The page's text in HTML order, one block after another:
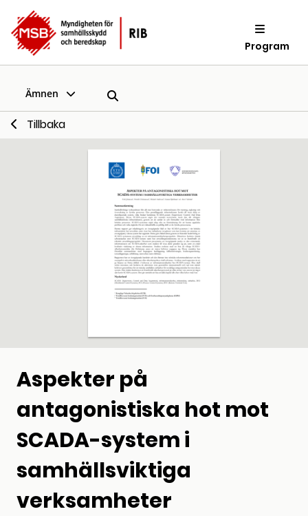
Program
Ämnen
Tillbaka
Aspekter på
antagonistiska hot mot
SCADA-system i
samhällsviktiga
verksamheter